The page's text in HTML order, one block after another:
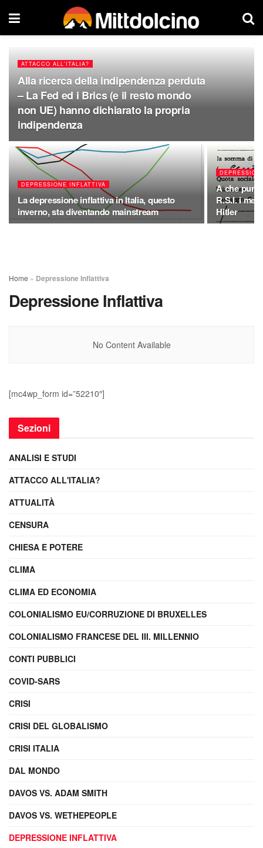
ATTACCO ALL'ITALIA?
Alla ricerca della indipendenza perduta
– La Fed ed i Brics (e il resto mondo
non UE) hanno dichiarato la propria
indipendenza
DEPRESSIONE INFLATTIVA
La depressione inflattiva in Italia, questo
inverno, sta diventando mainstream
A che
R.S.I. i
Hitler
Home » Depressione Inflattiva
Depressione Inflattiva
No Content Available
[mc4wp_form id=”52210″]
Sezioni
ANALISI E STUDI
ATTACCO ALL'ITALIA?
ATTUALITÀ
CENSURA
CHIESA E POTERE
CLIMA
CLIMA ED ECONOMIA
COLONIALISMO EU/CORRUZIONE DI BRUXELLES
COLONIALISMO FRANCESE DEL III. MILLENNIO
CONTI PUBBLICI
COVID-SARS
CRISI
CRISI DEL GLOBALISMO
CRISI ITALIA
DAL MONDO
DAVOS VS. ADAM SMITH
DAVOS VS. WETHEPEOPLE
DEPRESSIONE INFLATTIVA